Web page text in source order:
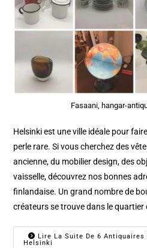
Fasaani, hangar-
Helsinki est une ville idéale pour
perle rare. Si vous cherchez des
ancienne, du mobilier design, des
vaisselle, découvrez nos bonnes
finlandaise. Un grand nombre de
créateurs se trouve dans le
Lire La Suite De 6 Antiquaires
Helsinki